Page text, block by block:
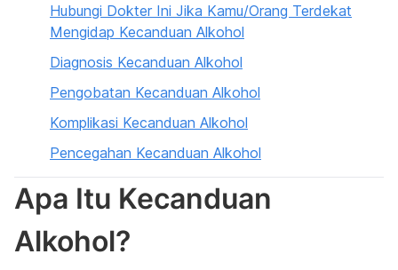
Hubungi Dokter Ini Jika Kamu/Orang Terdekat
Mengidap Kecanduan Alkohol
Diagnosis Kecanduan Alkohol
Pengobatan Kecanduan Alkohol
Komplikasi Kecanduan Alkohol
Pencegahan Kecanduan Alkohol
Apa Itu Kecanduan
Alkohol?